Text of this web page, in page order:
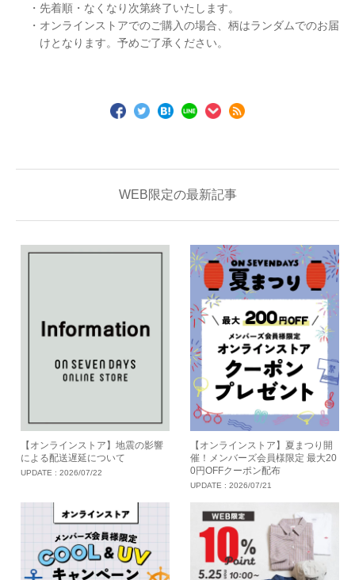
・先着順・なくなり次第終了いたします。
・オンラインストアでのご購入の場合、柄はランダムでのお届
けとなります。予めご了承ください。
WEB限定の最新記事
【オンラインストア】地震の影響
による配送遅延について
UPDATE : 2026/07/22
【オンラインストア】夏まつり開
催！メンバーズ会員様限定 最大20
0円OFFクーポン配布
UPDATE : 2026/07/21